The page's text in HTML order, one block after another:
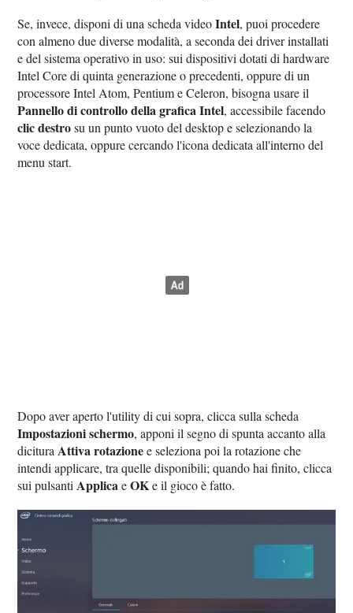
Se, invece, disponi di una scheda videoIntel, puoi procedere
con almeno due diverse modalità, a seconda dei driver installati
e del sistema operativo in uso: sui dispositivi dotati di hardware
Intel Core di quinta generazione o precedenti, oppure di un
processore Intel Atom, Pentium e Celeron, bisogna usare il
Pannello di controllo della grafica Intel, accessibile facendo
clic destrosu un punto vuoto del desktop e selezionando la
voce dedicata, oppure cercando l'icona dedicata all'interno del
menu start.
Dopo aver aperto l'utility di cui sopra, clicca sulla scheda
Impostazioni schermo, apponi il segno di spunta accanto alla
dicitura Attiva rotazionee seleziona poi la rotazione che
intendi applicare, tra quelle disponibili; quando hai finito, clicca
sui pulsanti ApplicaeOKe il gioco è fatto.